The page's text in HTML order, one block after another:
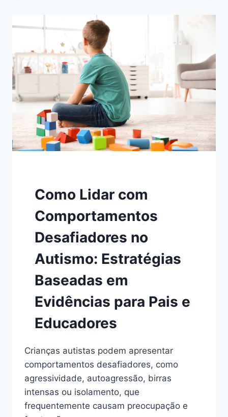
EMOCIONAL
CRIANÇAS
AUTISTAS
NO
AMBIENTE
ESCOLAR
Como Lidar com
Comportamentos
Desafiadores no
Autismo: Estratégias
Baseadas em
Evidências para Pais e
Educadores
Crianças autistas podem apresentar
comportamentos desafiadores, como
agressividade, autoagressão, birras
intensas ou isolamento, que
frequentemente causam preocupação e